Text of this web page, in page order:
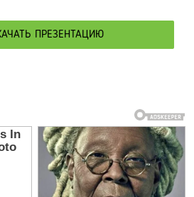
ПРЕЗЕНТАЦИЮ